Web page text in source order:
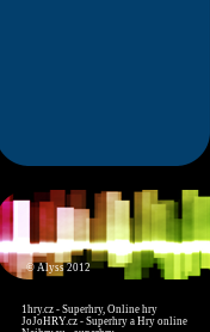
© Alyss 2012
1hry.cz - Superhry, Online hry
JoJoHRY.cz - Superhry a Hry online